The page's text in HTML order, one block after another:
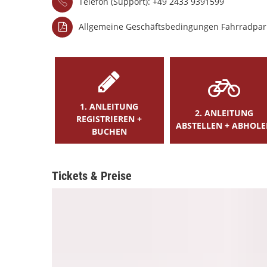
Allgemeine Geschäftsbedingungen
1. ANLEITUNG
REGISTRIEREN +
BUCHEN
2. ANLEITUNG
ABSTELLEN +
Tickets & Preise